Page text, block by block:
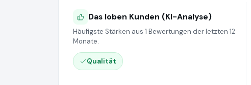
Das loben Kunden (KI-Analyse)
Häufigste Stärken aus 1 Bewertungen der letzten 12
Monate.
Qualität